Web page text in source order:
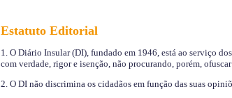
Estatuto Editorial
1. O Diário Insular (DI), fundado em 1946, está ao serviço
com verdade, rigor e isenção, não procurando, porém,
2. O DI não discrimina os cidadãos em função das suas